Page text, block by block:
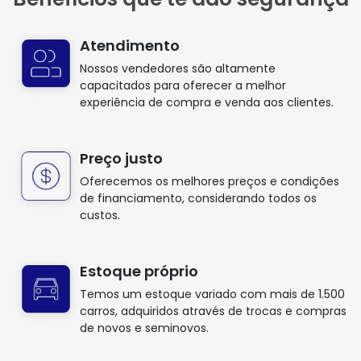
Atendimento
Nossos vendedores são altamente
capacitados para oferecer a melhor
experiência de compra e venda aos clientes.
Preço justo
Oferecemos os melhores preços e condições
de financiamento, considerando todos os
custos.
Estoque próprio
Temos um estoque variado com mais de 1.500
carros, adquiridos através de trocas e compras
de novos e seminovos.